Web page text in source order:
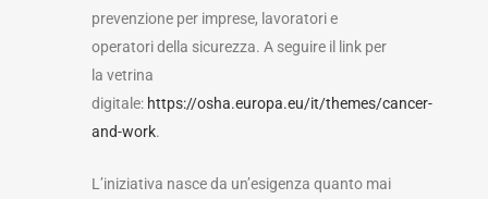
prevenzione per imprese, lavoratori e
operatori della sicurezza. A seguire il link per
la vetrina
digitale: https://osha.europa.eu/it/themes/cancer-
and-work.
L’iniziativa nasce da un’esigenza quanto mai